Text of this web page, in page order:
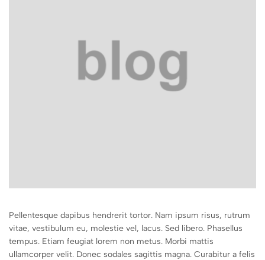
Pellentesque dapibus hendrerit tortor. Nam ipsum risus, rutrum
vitae, vestibulum eu, molestie vel, lacus. Sed libero. Phasellus
tempus. Etiam feugiat lorem non metus. Morbi mattis
ullamcorper velit. Donec sodales sagittis magna. Curabitur a felis